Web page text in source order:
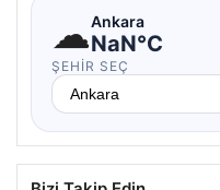
☁Ankara
NaN°C
ŞEHIR SEÇ